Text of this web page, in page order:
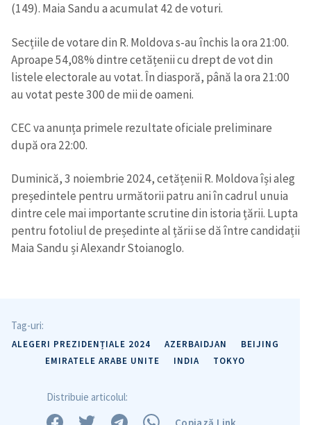
Trimite o informație
in English
на русском
(149). Maia Sandu a acumulat 42 de voturi.
Secțiile de votare din R. Moldova s-au închis la ora 21:00.
Aproape 54,08% dintre cetățenii cu drept de vot din
listele electorale au votat. În diasporă, până la ora 21:00
au votat peste 300 de mii de oameni.
CEC va anunța primele rezultate oficiale preliminare
după ora 22:00.
Duminică, 3 noiembrie 2024, cetățenii R. Moldova își aleg
președintele pentru următorii patru ani în cadrul unuia
dintre cele mai importante scrutine din istoria țării. Lupta
pentru fotoliul de președinte al țării se dă între candidații
Maia Sandu și Alexandr Stoianoglo.
Tag-uri:
ALEGERI PREZIDENȚIALE 2024 AZERBAIDJAN
BEIJING
EMIRATELE ARABE UNITE
INDIA TOKYO
Distribuie articolul: